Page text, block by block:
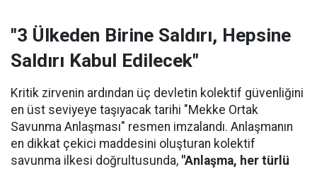
"3 Ülkeden Birine Saldırı, Hepsine
Saldırı Kabul Edilecek"
Kritik zirvenin ardından üç devletin kolektif güvenliğini
en üst seviyeye taşıyacak tarihi "Mekke Ortak
Savunma Anlaşması" resmen imzalandı. Anlaşmanın
en dikkat çekici maddesini oluşturan kolektif
savunma ilkesi doğrultusunda, "Anlaşma, her türlü